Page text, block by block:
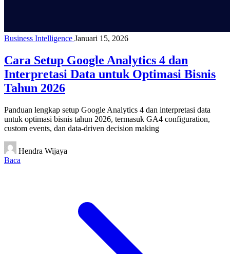
Business Intelligence Januari 15, 2026
Cara Setup Google Analytics 4 dan
Interpretasi Data untuk Optimasi Bisnis
Tahun 2026
Panduan lengkap setup Google Analytics 4 dan interpretasi data
untuk optimasi bisnis tahun 2026, termasuk GA4 configuration,
custom events, dan data-driven decision making
Hendra Wijaya
Baca